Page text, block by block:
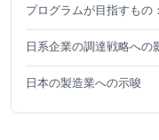
プログラムが目指すもの
日系企業の調達戦略への
日本の製造業への示唆